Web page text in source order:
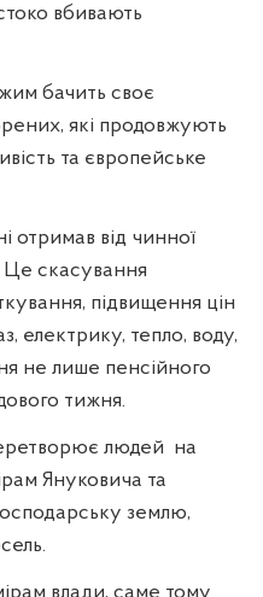
вбивають
бачить своє
які продовжують
та європейське
отримав від чинної
Це скасування
підвищення цін
електрику, тепло, воду,
не лише пенсійного
тижня.
людей на
Януковича та
землю,
влади, саме тому